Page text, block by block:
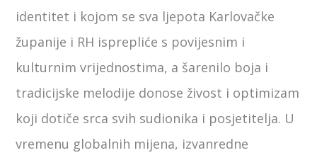
identitet i kojom se sva ljepota Karlovačke
županije i RH isprepliće s povijesnim i
kulturnim vrijednostima, a šarenilo boja i
tradicijske melodije donose živost i optimizam
koji dotiče srca svih sudionika i posjetitelja. U
vremenu globalnih mijena, izvanredne